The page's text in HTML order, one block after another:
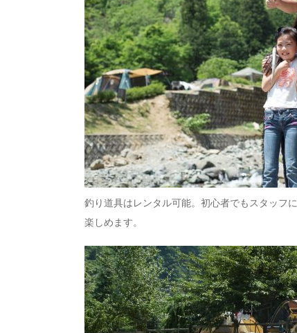
釣り道具はレンタル可能。初心者でもスタッフ
楽しめます。